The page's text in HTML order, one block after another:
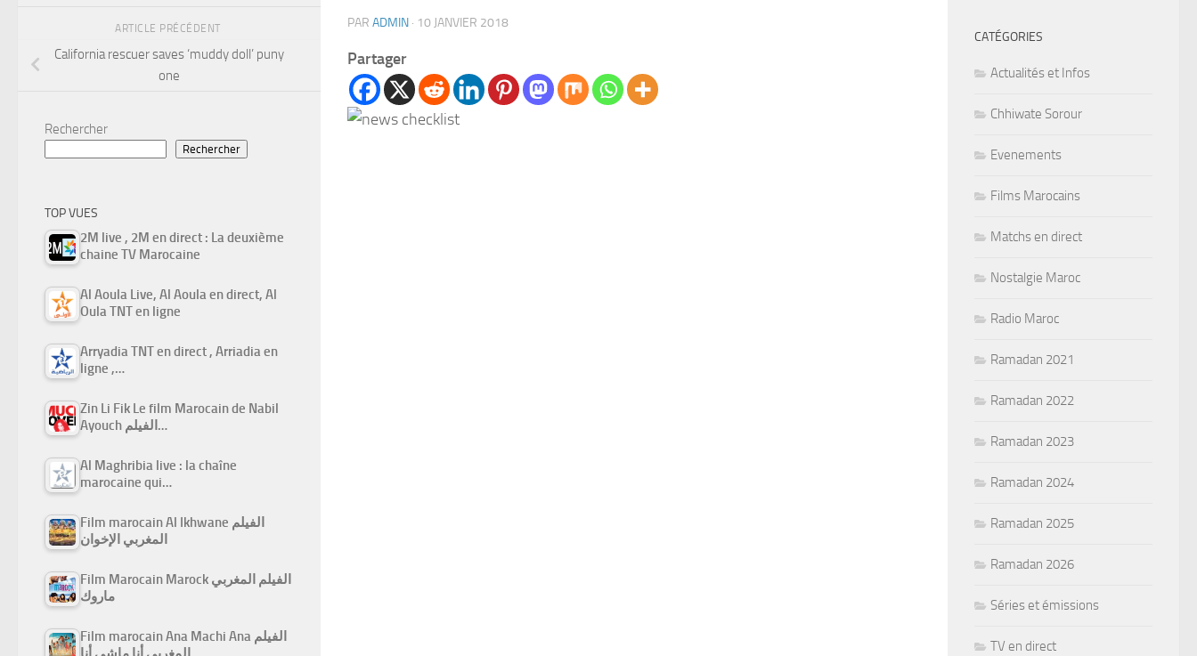
PAR ADMIN · 10 JANVIER 2018
Partager
ARTICLE PRÉCÉDENT
California rescuer saves ‘muddy doll’ puny
one
Rechercher
Rechercher
TOP VUES
2M live , 2M en direct : La deuxième
chaine TV Marocaine
Al Aoula Live, Al Aoula en direct, Al
Oula TNT en ligne
Arryadia TNT en direct , Arriadia en
ligne ,…
Zin Li Fik Le film Marocain de Nabil
Ayouch الفيلم…
Al Maghribia live : la chaîne
marocaine qui…
Film marocain Al Ikhwane الفيلم
المغربي الإخوان
Film Marocain Marock الفيلم المغربي
ماروك
Film marocain Ana Machi Ana الفيلم
CATÉGORIES
Actualités et Infos
Chhiwate Sorour
Evenements
Films Marocains
Matchs en direct
Nostalgie Maroc
Radio Maroc
Ramadan 2021
Ramadan 2022
Ramadan 2023
Ramadan 2024
Ramadan 2025
Ramadan 2026
Séries et émissions
TV en direct